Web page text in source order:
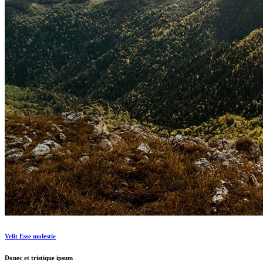
Velit Esse molestie
Donec et tristique ipsum